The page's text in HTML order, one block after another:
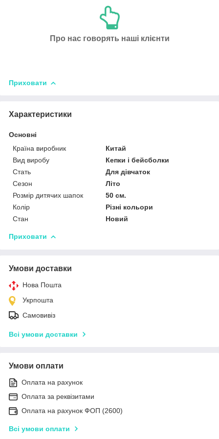
Про нас говорять наші клієнти
Приховати
Характеристики
Основні
Країна виробник
Китай
Вид виробу
Кепки і бейсболки
Стать
Для дівчаток
Сезон
Літо
Розмір дитячих шапок
50 см.
Колір
Різні кольори
Стан
Новий
Приховати
Умови доставки
Нова Пошта
Укрпошта
Самовивіз
Всі умови доставки
Умови оплати
Оплата на рахунок
Оплата за реквізитами
Оплата на рахунок ФОП (2600)
Всі умови оплати